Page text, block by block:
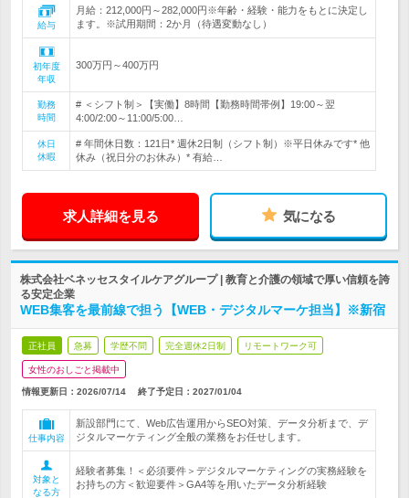
給与
月給：212,000円～282,000円※年齢・経験・能力をもとに決定し
ます。※試用期間：2か月（待遇変動なし）
初年度
年収
300万円～400万円
勤務
時間
# ＜シフト制＞【実働】8時間【勤務時間帯例】19:00～翌
4:00/2:00～11:00/5:00…
休日
休暇
# 年間休日数：121日* 週休2日制（シフト制）※平日休みです* 他
休み（祝日分のお休み）* 有給…
求人詳細を見る 気になる
株式会社ベネッセスタイルケアグループ | 教育と介護の領域で厚い信頼を誇
る安定企業
WEB集客を最前線で担う【WEB・デジタルマーケ担当】※新宿
正社員 急募 学歴不問 完全週休2日制 リモートワーク可
女性のおしごと掲載中
情報更新日：2026/07/14 終了予定日： 2027/01/04
仕事内容
新設部門にて、Web広告運用からSEO対策、データ分析まで、デ
ジタルマーケティング全般の業務をお任せします。
対象と
なる方
経験者募集！＜必須要件＞デジタルマーケティングの実務経験を
お持ちの方＜歓迎要件＞GA4等を用いたデータ分析経験